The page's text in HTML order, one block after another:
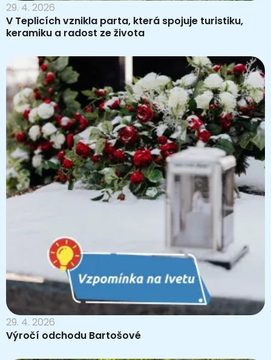
29. 4. 2026
V Teplicích vznikla parta, která spojuje turistiku,
keramiku a radost ze života
29. 4. 2026
Výročí odchodu Bartošové